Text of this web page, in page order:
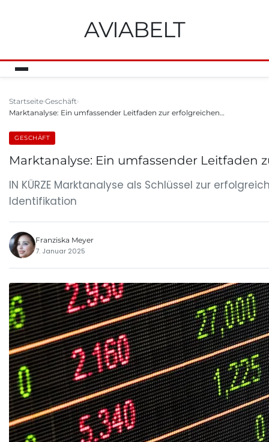
AVIABELT
Startseite Geschäft
Marktanalyse: Ein umfassender Leitfaden zur erfolgreichen…
GESCHÄFT
Marktanalyse: Ein umfassender Leitfaden
IN KÜRZE Marktanalyse als Schlüssel zur
Identifikation
Franziska Meyer
7. Januar 2025